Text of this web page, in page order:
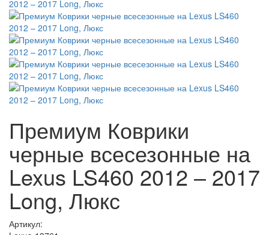
Премиум Коврики
черные всесезонные на
Lexus LS460 2012 – 2017
Long, Люкс
Артикул: